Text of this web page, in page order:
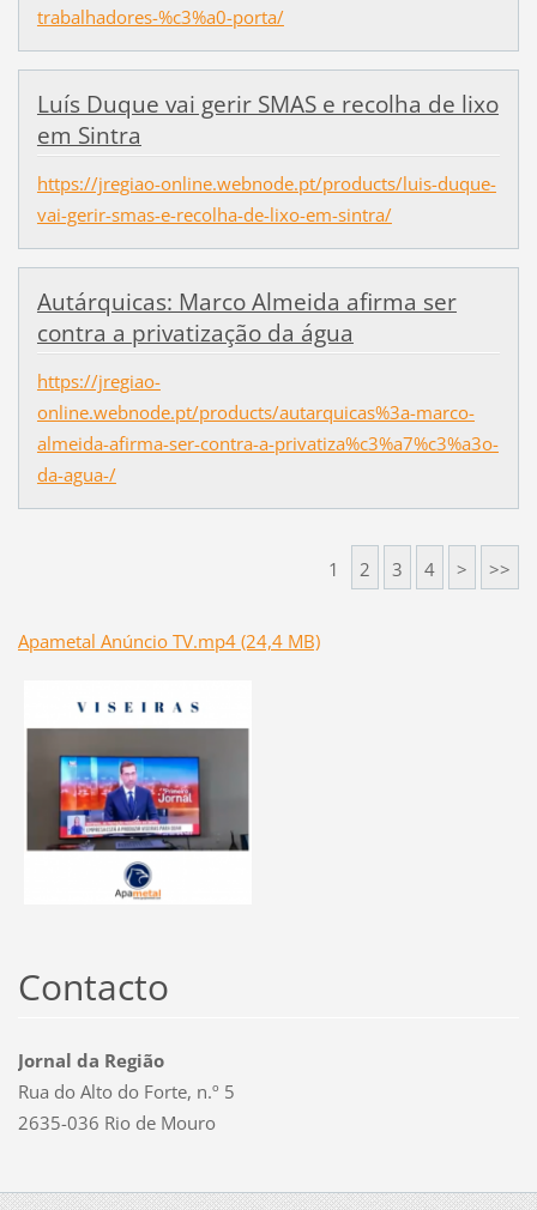
trabalhadores-%c3%a0-porta/
Luís Duque vai gerir SMAS e recolha de lixo
em Sintra
https://jregiao-online.webnode.pt/products/luis-duque-
vai-gerir-smas-e-recolha-de-lixo-em-sintra/
Autárquicas: Marco Almeida afirma ser
contra a privatização da água
https://jregiao-
online.webnode.pt/products/autarquicas%3a-marco-
almeida-afirma-ser-contra-a-privatiza%c3%a7%c3%a3o-
da-agua-/
1 2 3 4 > >>
Apametal Anúncio TV.mp4 (24,4 MB)
Contacto
Jornal da Região
Rua do Alto do Forte, n.º 5
2635-036 Rio de Mouro